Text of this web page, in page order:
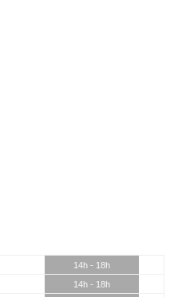
14h - 18h
14h - 18h